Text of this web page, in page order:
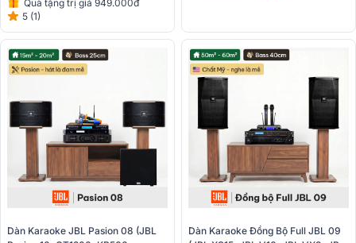
Quà tặng trị giá 949.000đ
5 (1)
Dàn Karaoke JBL Pasion 08 (JBL
Dàn Karaoke Đồng Bộ Full JBL 09